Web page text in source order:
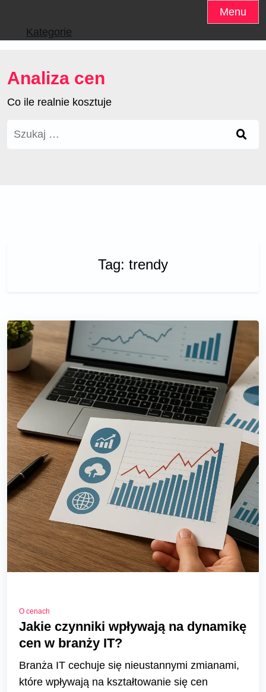
content
Menu
Kategorie
Analiza cen
Co ile realnie kosztuje
Szukaj:
Tag: trendy
O cenach
Jakie czynniki wpływają na dynamikę
cen w branży IT?
Branża IT cechuje się nieustannymi zmianami,
które wpływają na kształtowanie się cen